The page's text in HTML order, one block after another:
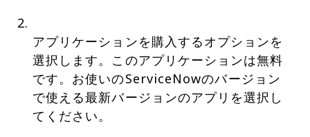
アプリケーションを購入するオプションを
選択します。このアプリケーションは無料
です。お使いのServiceNowのバージョン
で使える最新バージョンのアプリを選択し
てください。